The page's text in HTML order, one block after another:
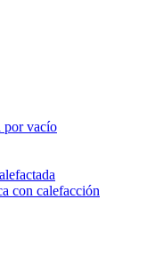
por vacío
con calefacción